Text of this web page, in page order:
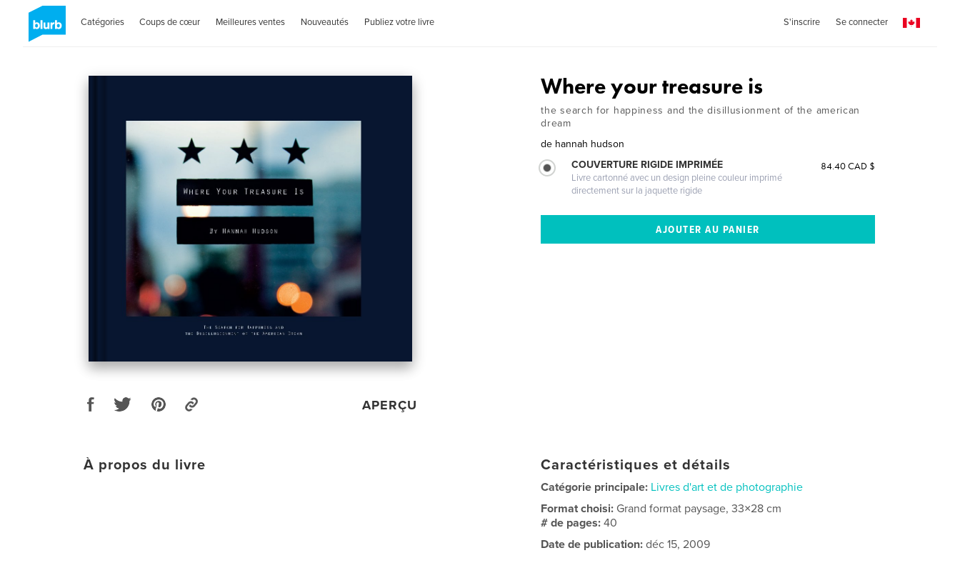
Catégories Coups de cœur Meilleures ventes Nouveautés Publiez votre livre S'inscrire Se connecter
APERÇU
Where your treasure is
the search for happiness and the disillusionment of the american
dream
de hannah hudson
COUVERTURE RIGIDE IMPRIMÉE
Livre cartonné avec un design pleine couleur imprimé
directement sur la jaquette rigide
84.40 CAD $
À propos du livre Caractéristiques et détails
Catégorie principale: Livres d'art et de photographie
Format choisi: Grand format paysage, 33×28 cm
# de pages:40
Date de publication: déc 15, 2009